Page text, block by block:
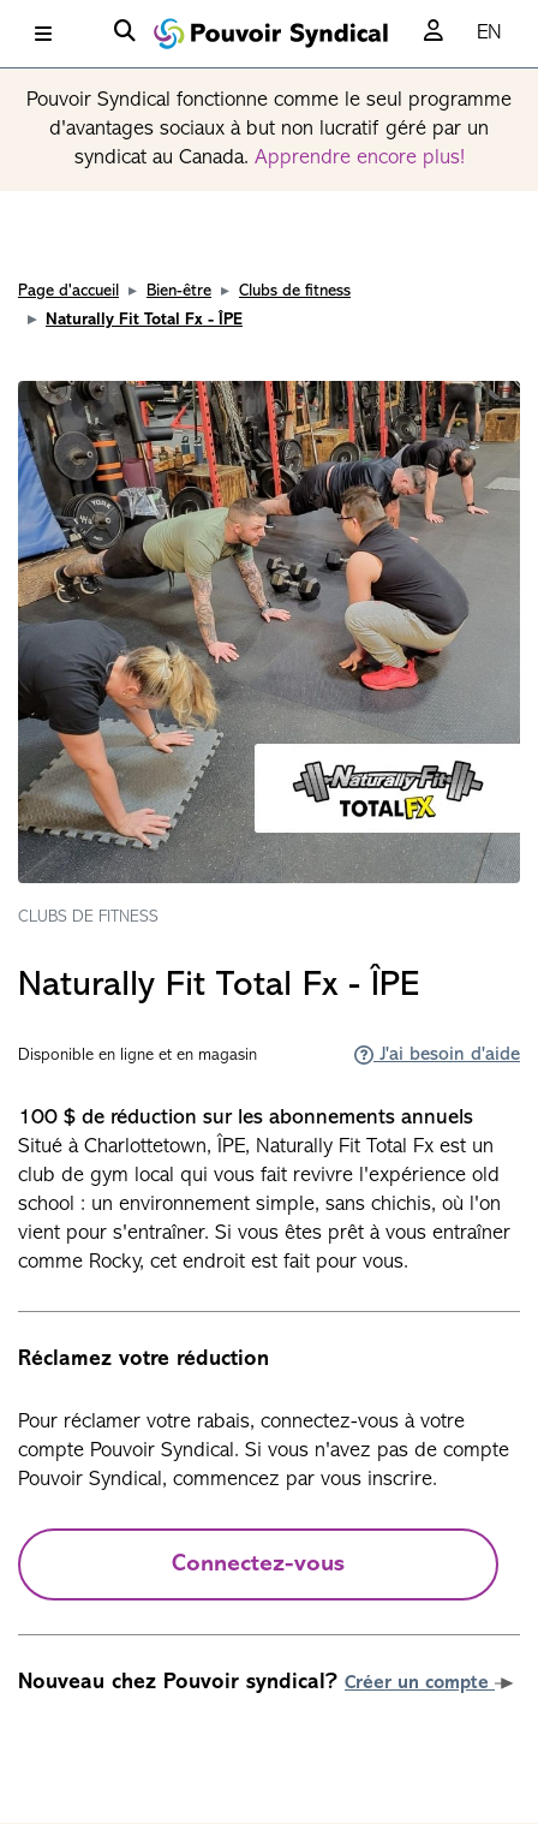
EN
Pouvoir Syndical fonctionne comme le seul programme
d'avantages sociaux à but non lucratif géré par un
syndicat au Canada. Apprendre encore plus!
Page d'accueil Bien-être
Clubs de fitness
Naturally Fit Total Fx - ÎPE
CLUBS DE FITNESS
Naturally Fit Total Fx - ÎPE
Disponible en ligne et en magasin J'ai besoin d'aide
100 $ de réduction sur les abonnements annuels
Situé à Charlottetown, ÎPE, Naturally Fit Total Fx est un
club de gym local qui vous fait revivre l'expérience old
school : un environnement simple, sans chichis, où l'on
vient pour s'entraîner. Si vous êtes prêt à vous entraîner
comme Rocky, cet endroit est fait pour vous.
Réclamez votre réduction
Pour réclamer votre rabais, connectez-vous à votre
compte Pouvoir Syndical. Si vous n'avez pas de compte
Pouvoir Syndical, commencez par vous inscrire.
Connectez-vous
Nouveau chez Pouvoir syndical? Créer un compte